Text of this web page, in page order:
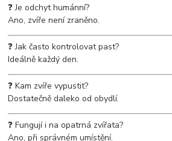
❓ Je odchyt humánní?
Ano, zvíře není zraněno.
❓ Jak často kontrolovat past?
Ideálně každý den.
❓ Kam zvíře vypustit?
Dostatečně daleko od obydlí.
❓ Fungují i na opatrná zvířata?
Ano, při správném umístění.